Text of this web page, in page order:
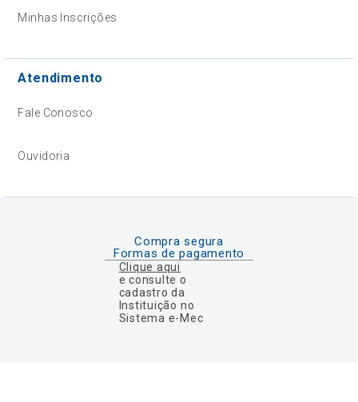
Minhas Inscrições
Atendimento
Fale Conosco
Ouvidoria
Compra segura
Formas de pagamento
Clique aqui
e consulte o
cadastro da
Instituição no
Sistema e-Mec